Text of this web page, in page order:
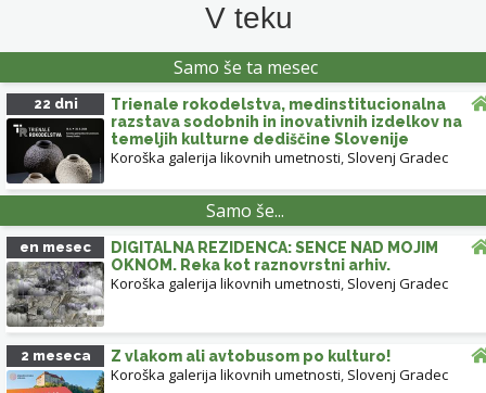
SLOVENJ
GRAŠČINA ROTENTURN SLOVENJ GRADECROJSTNA HIŠA HUGA WOLFA
MUZEJ SLOVENJ GRADEC
GLAVNI TRG,
KULTURNI DOM
V teku
Samo še ta mesec
22 dni
Trienale rokodelstva, medinstitucionalna
razstava sodobnih in inovativnih izdelkov na
temeljih kulturne dediščine Slovenije
Koroška galerija likovnih umetnosti, Slovenj Gradec
Samo še...
en mesec
DIGITALNA REZIDENCA: SENCE NAD MOJIM
OKNOM. Reka kot raznovrstni arhiv.
Koroška galerija likovnih umetnosti, Slovenj Gradec
2 meseca Z vlakom ali avtobusom po kulturo!
Koroška galerija likovnih umetnosti, Slovenj Gradec